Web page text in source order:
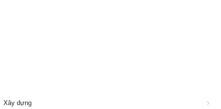
Xây dựng